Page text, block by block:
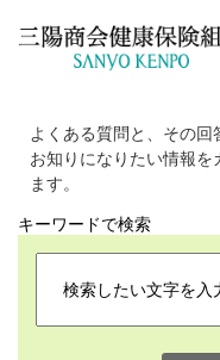
よくある質問と、その回
お知りになりたい情報
ます。
キーワードで検索